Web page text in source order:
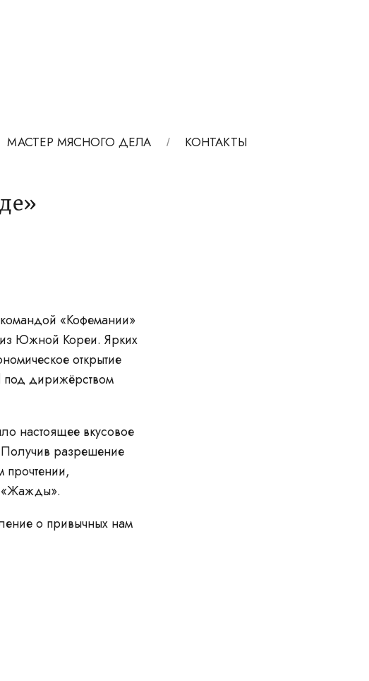
МАСТЕР МЯСНОГО ДЕЛА КОНТАКТЫ
командой «Кофемании»
Южной Кореи. Ярких
открытие
под дирижёрством
настоящее вкусовое
разрешение
прочтении,
«Жажды».
о привычных нам